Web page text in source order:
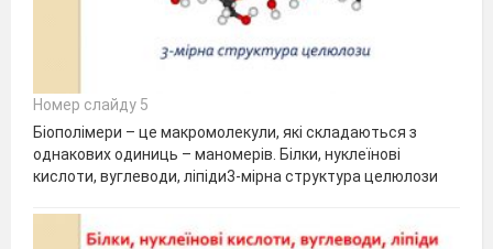
Номер слайду 5
Біополімери – це макромолекули, які складаються з
однакових одиниць – маномерів. Білки, нуклеїнові
кислоти, вуглеводи, ліпіди3-мірна структура целюлози